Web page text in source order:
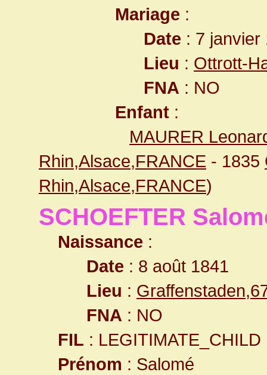
Mariage :
Date : 7 janvier
Lieu : Ottrott-
FNA : NO
Enfant :
MAURER
Rhin,Alsace,FRANCE - 1835
Rhin,Alsace,FRANCE)
SCHOEFTER
Naissance :
Date : 8 août 1841
Lieu :
FNA : NO
FIL : LEGITIMATE_CHILD
Prénom : Salomé